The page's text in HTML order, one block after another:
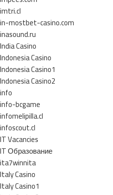
imtri.cl
in-mostbet-casino.com
inasound.ru
India Casino
Indonesia Casino
Indonesia Casino1
Indonesia Casino2
info
info-bcgame
infomelipilla.cl
infoscout.cl
IT Vacancies
IT Образование
ita7winnita
Italy Casino
Italy Casino1